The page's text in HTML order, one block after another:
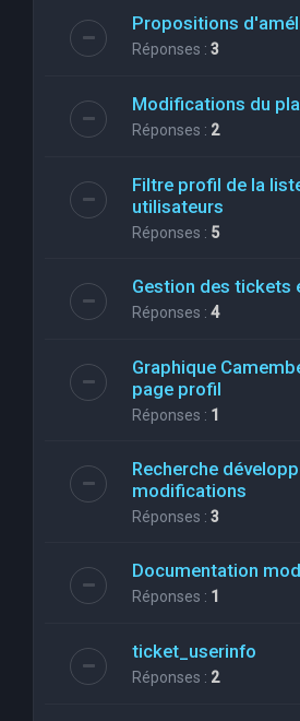
Propositions
Réponses : 3
Modifications du
Réponses : 2
Filtre profil de la
utilisateurs
Réponses : 5
Gestion des tickets
Réponses : 4
Graphique
page profil
Réponses : 1
Recherche
modifications
Réponses : 3
Documentation
Réponses : 1
ticket_userinfo
Réponses : 2